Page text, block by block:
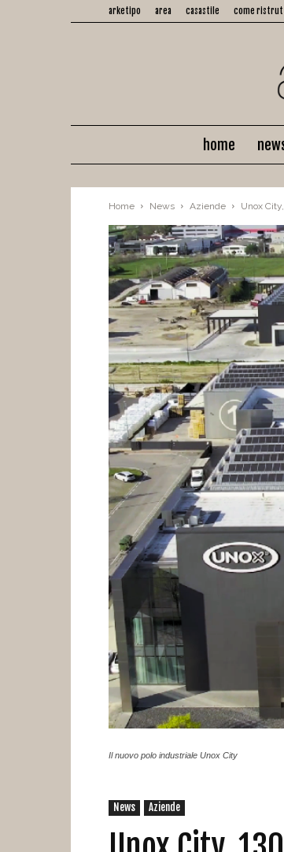
arketipo area casastile come
home
Home News Aziende Unox
Il nuovo polo industriale Unox City
News Aziende